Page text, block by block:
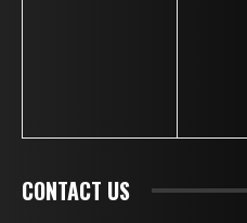
CONTACT US